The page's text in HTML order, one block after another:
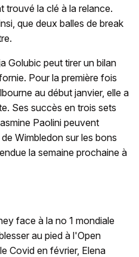
trouvé la clé à la relance.
que deux balles de break
Golubic peut tirer un bilan
Pour la première fois
au début janvier, elle a
Ses succès en trois sets
Paolini peuvent
Wimbledon sur les bons
la semaine prochaine à
face à la no 1 mondiale
au pied à l'Open
Covid en février, Elena